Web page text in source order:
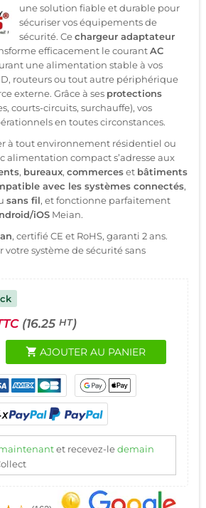
une solution fiable et durable pour
sécuriser vos équipements de
sécurité. Cechargeur adaptateur
efficacement le courantAC
une alimentation stable à vos
routeurs ou tout autre périphérique
externe. Grâce à ses protections
courts-circuits, surchauffe), vos
en toutes circonstances.
à tout environnement résidentiel ou
alimentation compact s’adresse aux
, bureaux, commerceset bâtiments
avec les systèmes connectés,
sans fil, et fonctionne parfaitement
iOS Meian.
, certifié CE et RoHS, garanti 2 ans.
système de sécurité sans
(16.25 HT)
shopping_cart AJOUTER AU PANIER
et recevez-ledemain